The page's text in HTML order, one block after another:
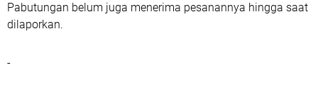
Pabutungan belum juga menerima pesanannya hingga saat
dilaporkan.
-